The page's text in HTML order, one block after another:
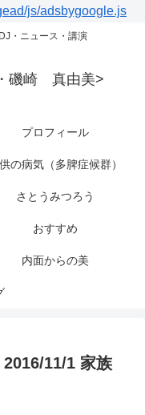
js/adsbygoogle.js
・ニュース・講演
磯崎 真由美>
プロフィール
の病気（多脾症候群）
さとうみつろう
おすすめ
内面からの美
2016/11/1 家族